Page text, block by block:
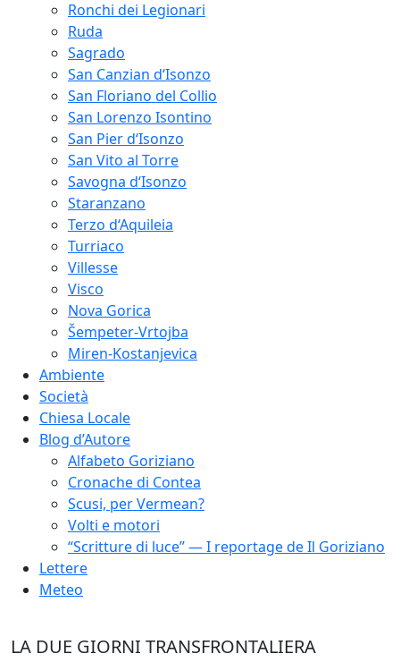
Ronchi dei Legionari
Ruda
Sagrado
San Canzian d‘Isonzo
San Floriano del Collio
San Lorenzo Isontino
San Pier d‘Isonzo
San Vito al Torre
Savogna d‘Isonzo
Staranzano
Terzo d‘Aquileia
Turriaco
Villesse
Visco
Nova Gorica
Šempeter-Vrtojba
Miren-Kostanjevica
Ambiente
Società
Chiesa Locale
Blog d’Autore
Alfabeto Goriziano
Cronache di Contea
Scusi, per Vermean?
Volti e motori
“Scritture di luce” — I reportage de Il Goriziano
Lettere
Meteo
LA DUE GIORNI TRANSFRONTALIERA